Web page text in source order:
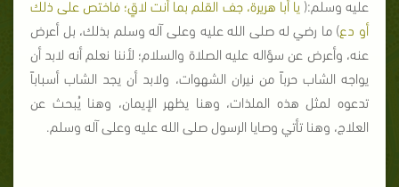
عليه وسلم:( يا أبا هريرة، جف القلم بما أنت لاقٍ؛ فاختص على ذلك
أو دع) ما رضي له صلى الله عليه وعلى آله وسلم بذلك، بل أعرض
عنه، وأعرض عن سؤاله عليه الصلاة والسلام؛ لأننا نعلم أنه لابد أن
يواجه الشاب حرباً من نيران الشهوات، ولابد أن يجد الشاب أسباباً
تدعوه لمثل هذه الملذات، وهنا يظهر الإيمان، وهنا يُبحث عن
العلاج، وهنا تأتي وصايا الرسول صلى الله عليه وعلى آله وسلم.